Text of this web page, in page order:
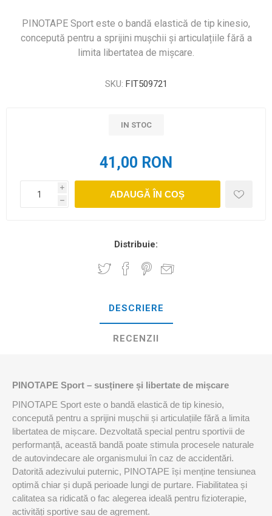
PINOTAPE Sport este o bandă elastică de tip kinesio,
concepută pentru a sprijini mușchii și articulațiile fără a
limita libertatea de mișcare.
SKU: FIT509721
IN STOC
41,00 RON
i
h
ADAUGĂ ÎN COȘ
Distribuie:
DESCRIERE
RECENZII
PINOTAPE Sport – susținere și libertate de mișcare
PINOTAPE Sport este o bandă elastică de tip kinesio,
concepută pentru a sprijini mușchii și articulațiile fără a limita
libertatea de mișcare. Dezvoltată special pentru sportivii de
performanță, această bandă poate stimula procesele naturale
de autovindecare ale organismului în caz de accidentări.
Datorită adezivului puternic, PINOTAPE își menține tensiunea
optimă chiar și după perioade lungi de purtare. Fiabilitatea și
calitatea sa ridicată o fac alegerea ideală pentru fizioterapie,
activități sportive sau de agrement.